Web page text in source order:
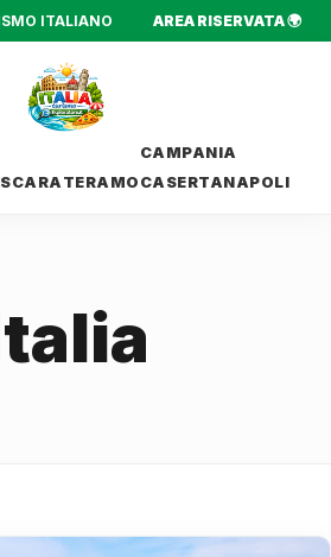
ITALIANO AREA RISERVATA 🌍
TERAMO
CAMPANIA
CASERTANAPOLI